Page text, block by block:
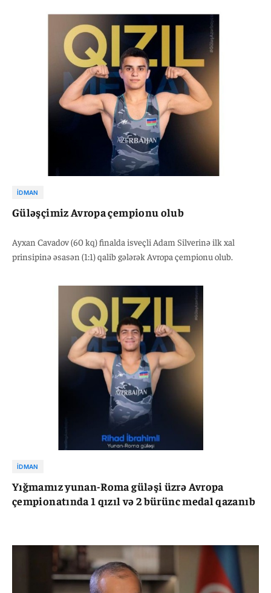
İDMAN
Güləşçimiz Avropa çempionu olub
Ayxan Cavadov (60 kq) finalda isveçli Adam Silverinə ilk xal
prinsipinə əsasən (1:1) qalib gələrək Avropa çempionu olub.
İDMAN
Yığmamız yunan-Roma güləşi üzrə Avropa
çempionatında 1 qızıl və 2 bürünc medal qazanıb